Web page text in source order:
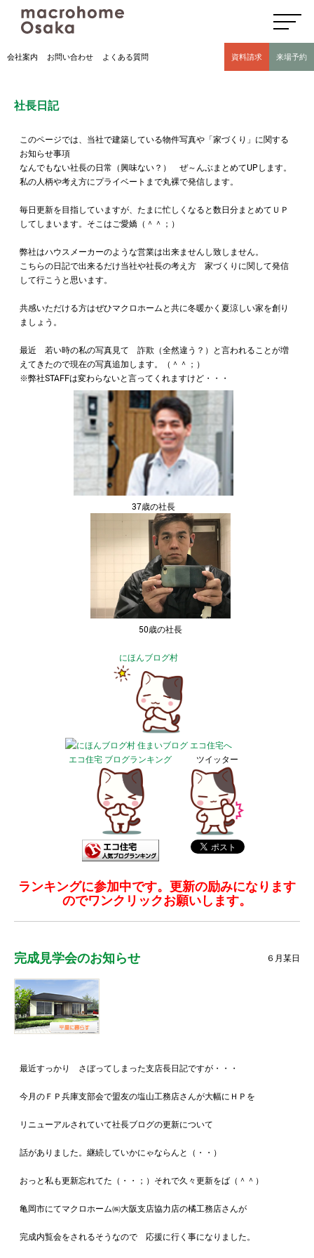
高気密高断熱住宅のマクロホーム大阪の社長日記(豊中市 モデルハウス有)
会社案内 お問い合わせ よくある質問 資料請求 来場予約
社長日記
このページでは、当社で建築している物件写真や「家づくり」に関する
お知らせ事項
なんでもない社長の日常（興味ない？） ぜ～んぶまとめてUPします。
私の人柄や考え方にプライベートまで丸裸で発信します。
毎日更新を目指していますが、たまに忙しくなると数日分まとめてＵＰ
してしまいます。そこはご愛嬌（＾＾；）
弊社はハウスメーカーのような営業は出来ませんし致しません。
こちらの日記で出来るだけ当社や社長の考え方 家づくりに関して発信
して行こうと思います。
共感いただける方はぜひマクロホームと共に冬暖かく夏涼しい家を創り
ましょう。
最近 若い時の私の写真見て 詐欺（全然違う？）と言われることが増
えてきたので現在の写真追加します。（＾＾；）
※弊社STAFFは変わらないと言ってくれますけど・・・
37歳の社長
50歳の社長
にほんブログ村
エコ住宅 ブログランキング ツイッター
ランキングに参加中です。更新の励みになります
のでワンクリックお願いします。
完成見学会のお知らせ ６月某日
最近すっかり さぼってしまった支店長日記ですが・・・
今月のＦＰ兵庫支部会で盟友の塩山工務店さんが大幅にＨＰを
リニューアルされていて社長ブログの更新について
話がありました。継続していかにゃならんと（・・）
おっと私も更新忘れてた（・・；）それで久々更新をば（＾＾）
亀岡市にてマクロホーム㈱大阪支店協力店の橘工務店さんが
完成内覧会をされるそうなので 応援に行く事になりました。